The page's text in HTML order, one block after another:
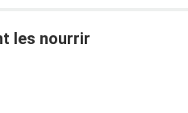
les nourrir